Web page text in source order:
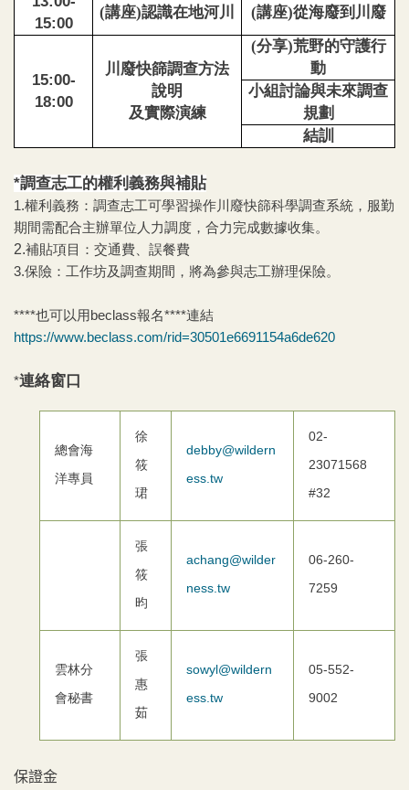
15:00
(講座)認識在地河川 (講座)從海廢到川廢
15:00-
18:00
川廢快篩調查方法
說明
及實際演練
(分享)荒野的守護行
動
小組討論與未來調查
規劃
結訓
*調查志工的權利義務與補貼
1.權利義務 ： 調查志工可學習操作川廢快篩科學調查系統，服勤
期間需配合主辦單位人力調度，合力完成數據收集。
2.補貼項目：交通費、誤餐費
3.保險： 工作坊及調查期間，將為參與志工辦理保險。
****也可以用beclass報名****連結
https://www.beclass.com/rid=30501e6691154a6de620
*連絡窗口
總會海
洋專員
徐
筱
珺
debby@wildern
ess.tw
02-
23071568
#32
張
筱
昀
achang@wilder
ness.tw
06-260-
7259
雲林分
會秘書
張
惠
茹
sowyl@wildern
ess.tw
05-552-
9002
保證金